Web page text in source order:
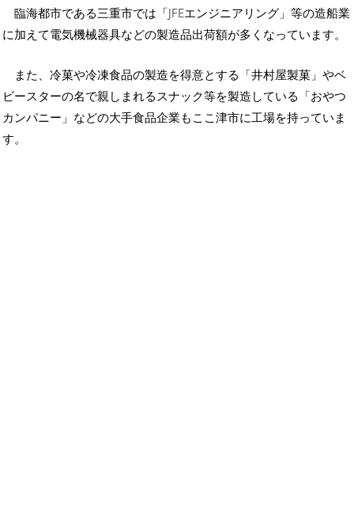
臨海都市である三重市では「JFEエンジニアリング」等の造船業
に加えて電気機械器具などの製造品出荷額が多くなっています。
また、冷菓や冷凍食品の製造を得意とする「井村屋製菓」やベ
ビースターの名で親しまれるスナック等を製造している「おやつ
カンパニー」などの大手食品企業もここ津市に工場を持っていま
す。